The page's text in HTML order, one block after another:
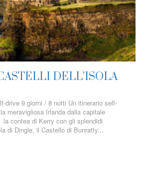
DELL’ISOLA
drive 9 giorni / 8 notti Un itinerario self-
meravigliosa Irlanda dalla capitale
la contea di Kerry con gli splendidi
di Dingle, il Castello di Bunratty...